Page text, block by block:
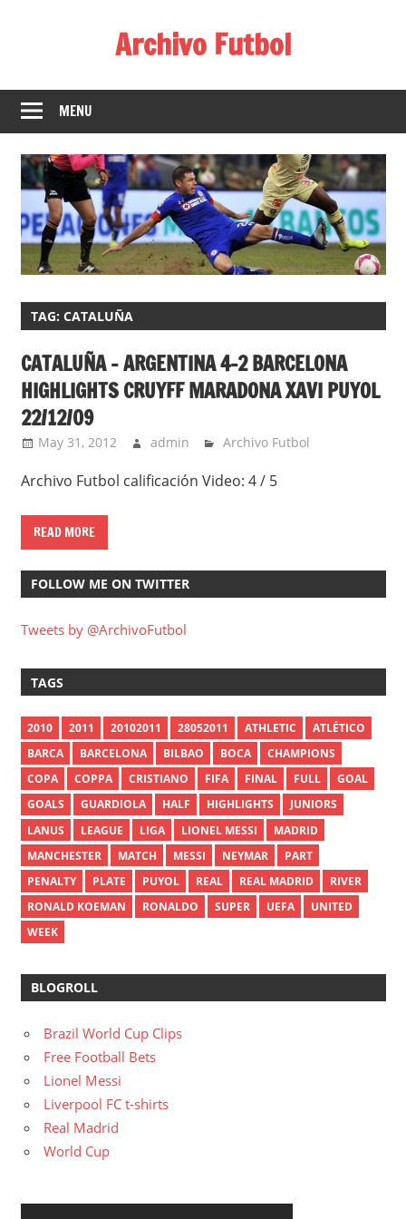
Archivo Futbol
Mejor
de
de
fútbol
MENU
TAG: CATALUÑA
CATALUÑA – ARGENTINA 4-2 BARCELONA
HIGHLIGHTS CRUYFF MARADONA XAVI PUYOL
22/12/09
May 31, 2012 admin Archivo Futbol
Archivo Futbol calificación Video: 4 / 5
READ MORE
FOLLOW ME ON TWITTER
Tweets by @ArchivoFutbol
TAGS
2010 2011 20102011 28052011 ATHLETIC
ATLÉTICO
BARCA
BARCELONA BILBAO BOCA
CHAMPIONS
COPA
COPPA CRISTIANO FIFA FINAL FULL
GOAL
GOALS
GUARDIOLA HALF HIGHLIGHTS
JUNIORS
LANUS
LEAGUE LIGA LIONEL MESSI
MADRID
MANCHESTER
MATCH MESSI NEYMAR
PART
PENALTY
PLATE PUYOL REAL REAL MADRID
RIVER
RONALD KOEMAN
RONALDO SUPER UEFA
UNITED
WEEK
BLOGROLL
Brazil World Cup Clips
Free Football Bets
Lionel Messi
Liverpool FC t-shirts
Real Madrid
World Cup